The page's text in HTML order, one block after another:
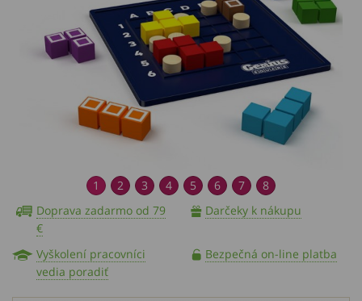
1 2 3 4 5 6 7
8
Doprava zadarmo od 79
€
Darčeky k nákupu
Vyškolení pracovníci
vedia poradiť
Bezpečná on-line platba